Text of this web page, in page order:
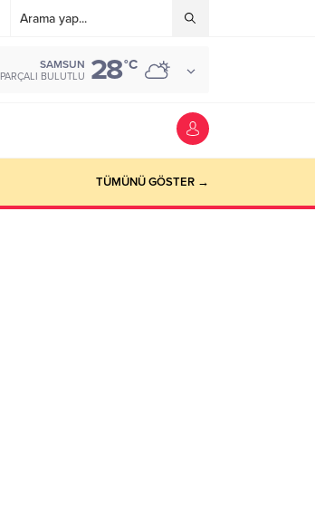
SAMSUN
PARÇALI BULUTLU 28°C
TÜMÜNÜ GÖSTER →